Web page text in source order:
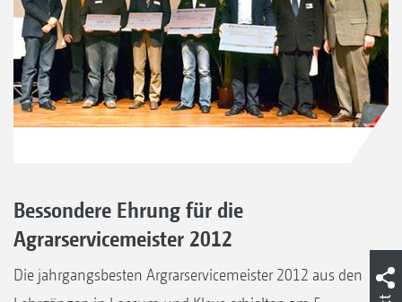
Bessondere Ehrung für die
Agrarservicemeister 2012
Die jahrgangsbesten Argrarservicemeister 2012 aus den